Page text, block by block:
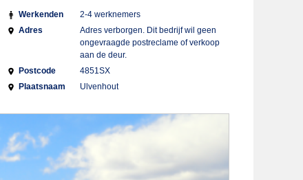
Werkenden
2-4 werknemers
Adres
Adres verborgen. Dit bedrijf wil geen
ongevraagde postreclame of verkoop
aan de deur.
Postcode
4851SX
Plaatsnaam
Ulvenhout